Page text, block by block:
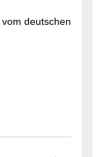
deutschen